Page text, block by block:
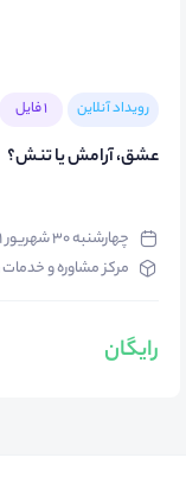
رویداد آنلاین 1 فایل
عشق، آرامش یا تنش؟
چهارشنبه ۳۰ شهریور ۱۴۰۱ - ۱۳:۳۰
مرکز مشاوره و
رایگان